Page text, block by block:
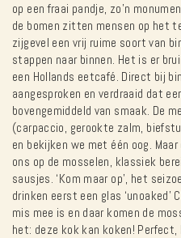
op een fraai pandje, zo’n
de bomen zitten mensen op het
zijgevel een vrij ruime soort van
stappen naar binnen. Het is er
een Hollands eetcafé. Direct bij
aangesproken en verdraaid dat
bovengemiddeld van smaak. De
(carpaccio, gerookte zalm,
en bekijken we met één oog.
ons op de mosselen, klassiek
sausjes. ‘Kom maar op’, het
drinken eerst een glas ‘unoaked’
mis mee is en daar komen de
het: deze kok kan koken!